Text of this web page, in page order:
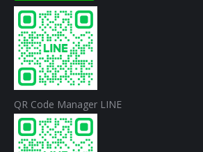
QR Code Manager LINE